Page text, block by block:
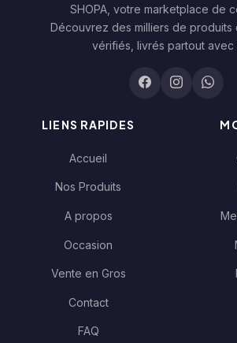
SHOPA, votre marketplace de
Découvrez des milliers de produits
vérifiés, livrés partout avec
LIENS RAPIDES
Accueil
Nos Produits
A propos
Occasion
Vente en Gros
Contact
FAQ